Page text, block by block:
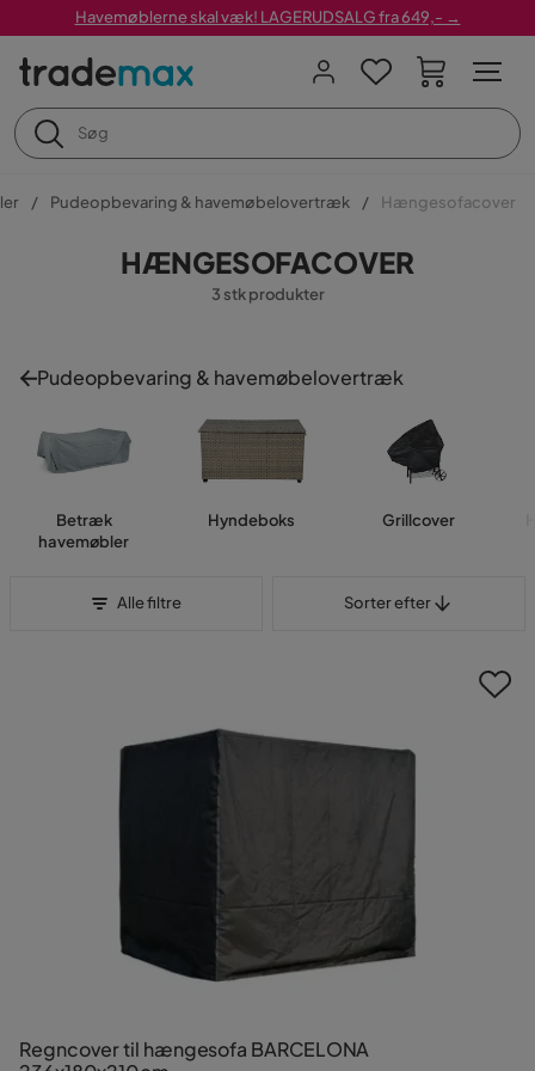
Havemøblerne skal væk! LAGERUDSALG fra 649,- →
Pudeopbevaring & havemøbelovertræk Hængesofacover
HÆNGESOFACOVER
3 stk produkter
Pudeopbevaring & havemøbelovertræk
Betræk
havemøbler
Hyndeboks Grillcover
Alle filtre Sorter efter
Regncover til hængesofa BARCELONA